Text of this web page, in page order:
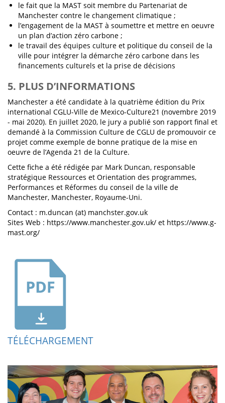
le fait que la MAST soit membre du Partenariat de
Manchester contre le changement climatique ;
l’engagement de la MAST à soumettre et mettre en oeuvre
un plan d’action zéro carbone ;
le travail des équipes culture et politique du conseil de la
ville pour intégrer la démarche zéro carbone dans les
financements culturels et la prise de décisions
5. PLUS D’INFORMATIONS
Manchester a été candidate à la quatrième édition du Prix
international CGLU-Ville de Mexico-Culture21 (novembre 2019
- mai 2020). En juillet 2020, le jury a publié son rapport final et
demandé à la Commission Culture de CGLU de promouvoir ce
projet comme exemple de bonne pratique de la mise en
oeuvre de l’Agenda 21 de la Culture.
Cette fiche a été rédigée par Mark Duncan, responsable
stratégique Ressources et Orientation des programmes,
Performances et Réformes du conseil de la ville de
Manchester, Manchester, Royaume-Uni.
Contact : m.duncan (at) manchster.gov.uk
Sites Web : https://www.manchester.gov.uk/ et https://www.g-
mast.org/
TÉLÉCHARGEMENT